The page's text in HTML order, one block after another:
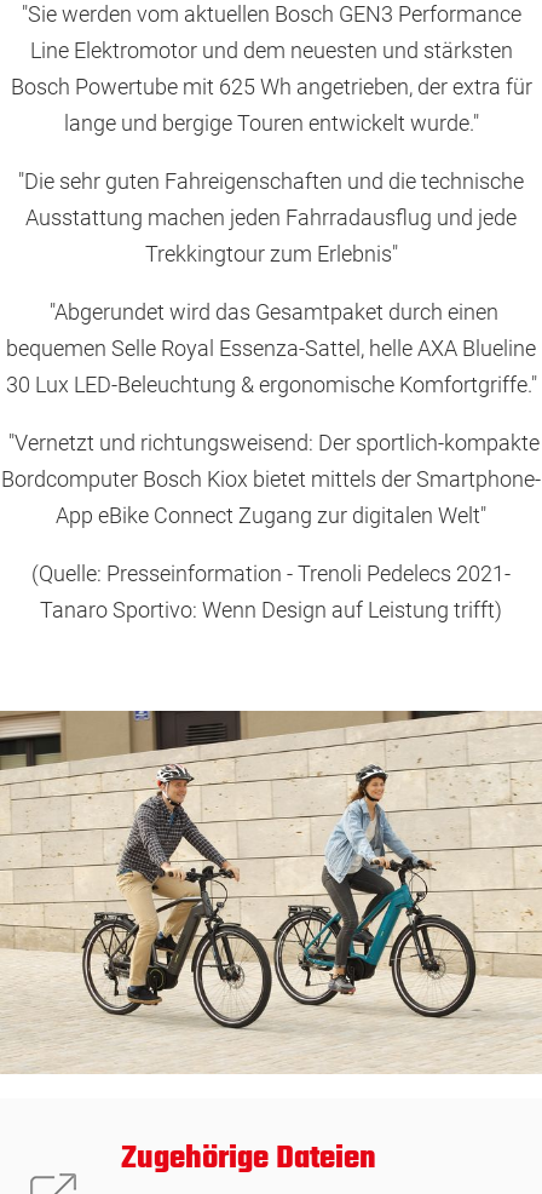
"Sie werden vom aktuellen Bosch GEN3 Performance
Line Elektromotor und dem neuesten und stärksten
Bosch Powertube mit 625 Wh angetrieben, der extra für
lange und bergige Touren entwickelt wurde."
"Die sehr guten Fahreigenschaften und die technische
Ausstattung machen jeden Fahrradausflug und jede
Trekkingtour zum Erlebnis"
"Abgerundet wird das Gesamtpaket durch einen
bequemen Selle Royal Essenza-Sattel, helle AXA Blueline
30 Lux LED-Beleuchtung & ergonomische Komfortgriffe."
"Vernetzt und richtungsweisend: Der sportlich-kompakte
Bordcomputer Bosch Kiox bietet mittels der Smartphone-
App eBike Connect Zugang zur digitalen Welt"
(Quelle: Presseinformation - Trenoli Pedelecs 2021-
Tanaro Sportivo: Wenn Design auf Leistung trifft)
Zugehörige Dateien